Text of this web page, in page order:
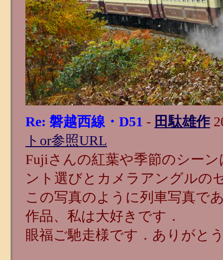
Re: 磐越西線・D51 - 田駄雄作
トor参照URL
Fujiさんの紅葉や季節のシー
ント選びとカメラアングルの
この写真のように列車写真で
作品、私は大好きです．
眼福ご馳走様です．ありがと